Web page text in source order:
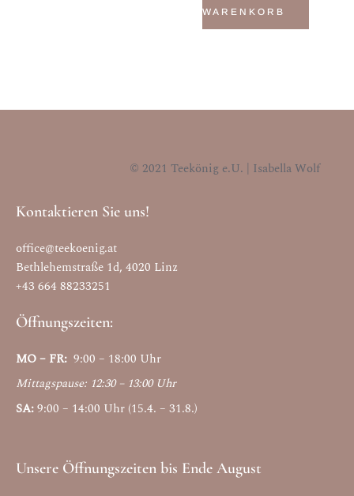
WARENKORB
© 2021 Teekönig e.U. | Isabella Wolf
Kontaktieren Sie uns!
office@teekoenig.at
Bethlehemstraße 1d, 4020 Linz
+43 664 88233251
Öffnungszeiten:
MO – FR: 9:00 – 18:00 Uhr
Mittagspause: 12:30 – 13:00 Uhr
SA:9:00 – 14:00 Uhr (15.4. – 31.8.)
Unsere Öffnungszeiten bis Ende August